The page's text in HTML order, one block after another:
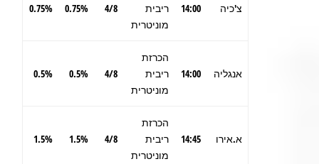
צ'כיה 14:00
ריבית
מוניטרית
4/8
0.75%
0.75%
אנגליה 14:00
הכרזת
ריבית
מוניטרית
4/8
0.5%
0.5%
א.אירו 14:45
הכרזת
ריבית
מוניטרית
4/8
1.5%
1.5%